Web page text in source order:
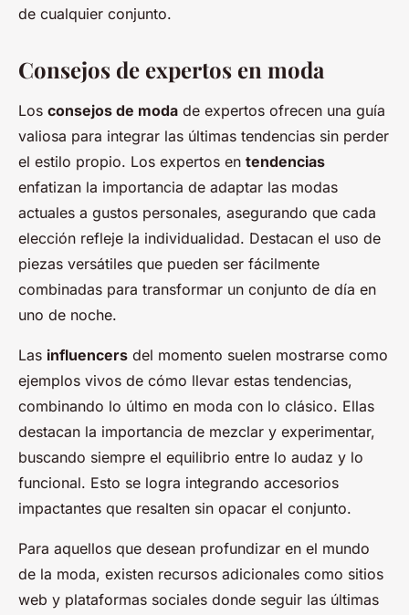
de cualquier conjunto.
Consejos de expertos en moda
Los consejos de moda de expertos ofrecen una guía
valiosa para integrar las últimas tendencias sin perder
el estilo propio. Los expertos en tendencias
enfatizan la importancia de adaptar las modas
actuales a gustos personales, asegurando que cada
elección refleje la individualidad. Destacan el uso de
piezas versátiles que pueden ser fácilmente
combinadas para transformar un conjunto de día en
uno de noche.
Las influencers del momento suelen mostrarse como
ejemplos vivos de cómo llevar estas tendencias,
combinando lo último en moda con lo clásico. Ellas
destacan la importancia de mezclar y experimentar,
buscando siempre el equilibrio entre lo audaz y lo
funcional. Esto se logra integrando accesorios
impactantes que resalten sin opacar el conjunto.
Para aquellos que desean profundizar en el mundo
de la moda, existen recursos adicionales como sitios
web y plataformas sociales donde seguir las últimas